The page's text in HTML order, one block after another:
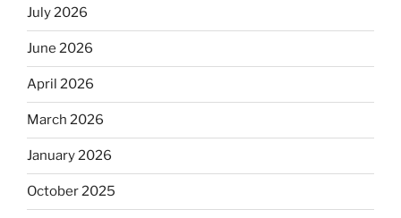
July 2026
June 2026
April 2026
March 2026
January 2026
October 2025